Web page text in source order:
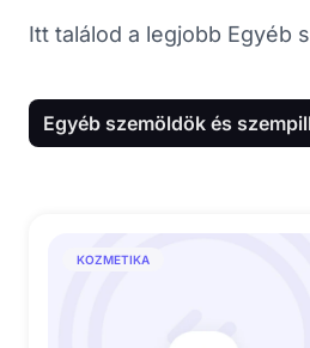
Itt találod a legjobb Egyéb
Egyéb szemöldök és
KOZMETIKA